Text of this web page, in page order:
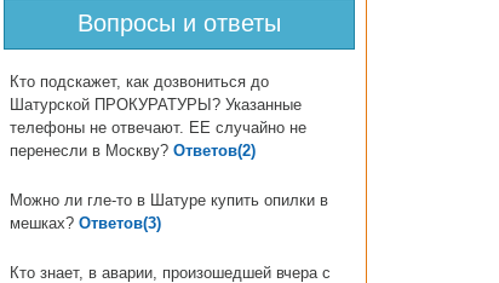
Вопросы и ответы
Кто подскажет, как дозвониться до
Шатурской ПРОКУРАТУРЫ? Указанные
телефоны не отвечают. ЕЕ случайно не
перенесли в Москву? Ответов(2)
Можно ли гле-то в Шатуре купить опилки в
мешках? Ответов(3)
Кто знает, в аварии, произошедшей вчера с